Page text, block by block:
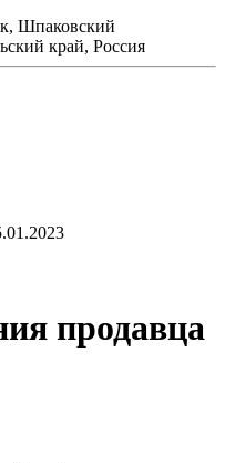
Шпаковский
край, Россия
продавца